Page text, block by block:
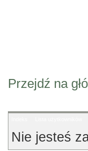
Przejdź na
Nie jesteś